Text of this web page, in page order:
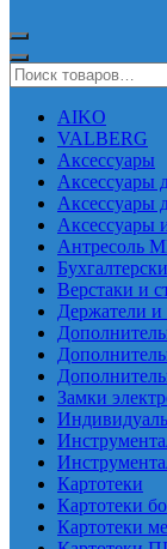
AIKO
VALBERG
Аксессуары
Аксессуары
Аксессуары
Аксессуары
Антресоль
Верстаки и
Держатели и
Замки
Картотеки
Картотеки
Картотеки